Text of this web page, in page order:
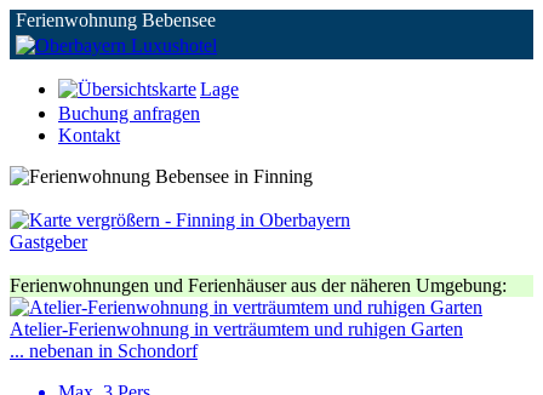
Ferienwohnung Bebensee
Lage
Buchung anfragen
Kontakt
Gastgeber
Ferienwohnungen und Ferienhäuser aus der näheren Umgebung:
Atelier-Ferienwohnung in verträumtem und ruhigen Garten
... nebenan in Schondorf